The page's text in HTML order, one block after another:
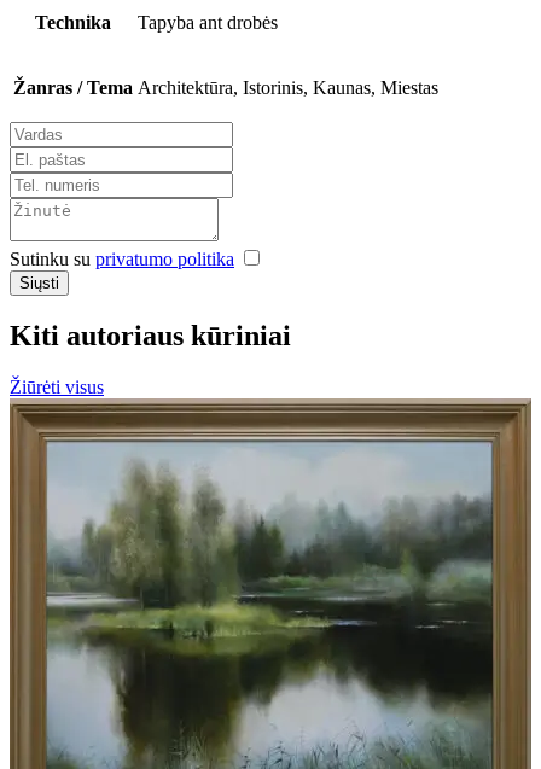
Technika Tapyba ant drobės
Žanras / Tema Architektūra, Istorinis, Kaunas, Miestas
Sutinku su privatumo politika
Siųsti
Kiti autoriaus kūriniai
Žiūrėti visus